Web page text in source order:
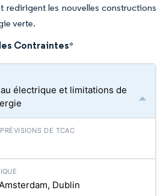
redirigent les nouvelles constructions
verte.
Contraintes*
électrique et limitations de
Dublin